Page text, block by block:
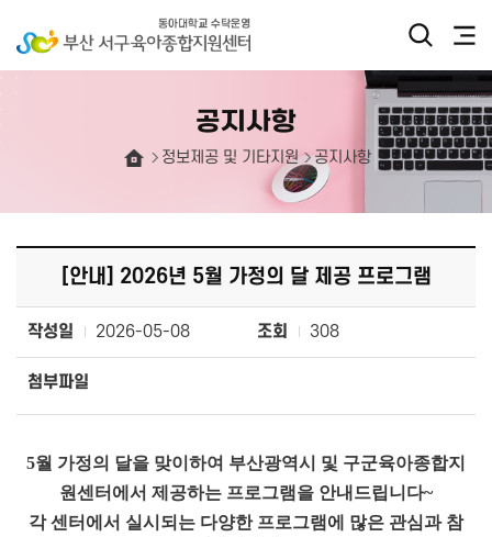
공지사항
정보제공 및 기타지원 공지사항
[안내] 2026년 5월 가정의 달 제공 프로그램
작성일 2026-05-08 조회 308
첨부파일
5월 가정의 달을 맞이하여 부산광역시 및 구군육아종합지
원센터에서 제공하는 프로그램을 안내드립니다~
각 센터에서 실시되는 다양한 프로그램에 많은 관심과 참